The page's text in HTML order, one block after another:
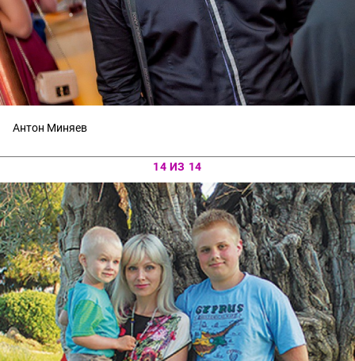
Антон Миняев
14 ИЗ 14